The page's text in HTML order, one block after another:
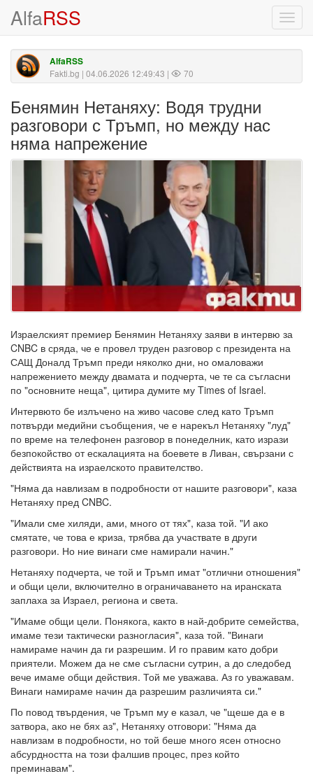
AlfaRSS
AlfaRSS
Fakti.bg | 04.06.2026 12:49:43 | 70
Бенямин Нетаняху: Водя трудни
разговори с Тръмп, но между нас
няма напрежение
Израелският премиер Бенямин Нетаняху заяви в интервю за
CNBC в сряда, че е провел труден разговор с президента на
САЩ Доналд Тръмп преди няколко дни, но омаловажи
напрежението между двамата и подчерта, че те са съгласни
по "основните неща", цитира думите му Times of Israel.
Интервюто бе излъчено на живо часове след като Тръмп
потвърди медийни съобщения, че е нарекъл Нетаняху "луд"
по време на телефонен разговор в понеделник, като изрази
безпокойство от ескалацията на боевете в Ливан, свързани с
действията на израелското правителство.
"Няма да навлизам в подробности от нашите разговори", каза
Нетаняху пред CNBC.
"Имали сме хиляди, ами, много от тях", каза той. "И ако
смятате, че това е криза, трябва да участвате в други
разговори. Но ние винаги сме намирали начин."
Нетаняху подчерта, че той и Тръмп имат "отлични отношения"
и общи цели, включително в ограничаването на иранската
заплаха за Израел, региона и света.
"Имаме общи цели. Понякога, както в най-добрите семейства,
имаме тези тактически разногласия", каза той. "Винаги
намираме начин да ги разрешим. И го правим като добри
приятели. Можем да не сме съгласни сутрин, а до следобед
вече имаме общи действия. Той ме уважава. Аз го уважавам.
Винаги намираме начин да разрешим различията си."
По повод твърдения, че Тръмп му е казал, че "щеше да е в
затвора, ако не бях аз", Нетаняху отговори: "Няма да
навлизам в подробности, но той беше много ясен относно
абсурдността на този фалшив процес, през който
преминавам".